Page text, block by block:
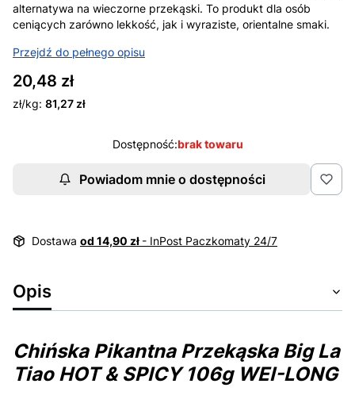
alternatywa na wieczorne przekąski. To produkt dla osób
ceniących zarówno lekkość, jak i wyraziste, orientalne smaki.
Przejdź do pełnego opisu
Cena
20,48 zł
zł/kg: 81,27 zł
Dostępność:brak towaru
Powiadom mnie o dostępności
Dostawa od 14,90 zł - InPost Paczkomaty 24/7
Opis
Chińska Pikantna Przekąska Big La
Tiao HOT & SPICY 106g WEI-LONG